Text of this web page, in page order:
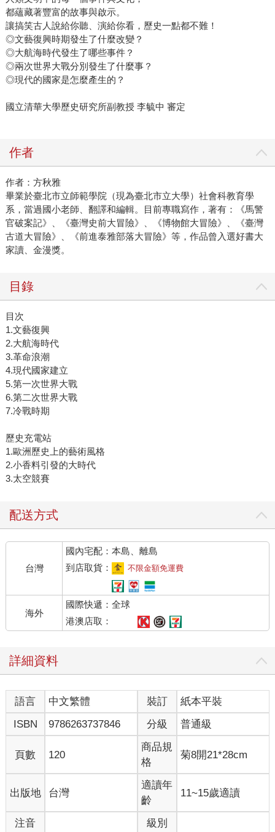
都蘊藏著豐富的故事與啟示。
讓搞笑古人說給你聽、演給你看，歷史一點都不難！
◎文藝復興時期發生了什麼改變？
◎大航海時代發生了哪些事件？
◎兩次世界大戰分別發生了什麼事？
◎現代的國家是怎麼產生的？
國立清華大學歷史研究所副教授 李毓中 審定
作者
作者：方秋雅
畢業於臺北市立師範學院（現為臺北市立大學）社會科教育學
系，當過國小老師、翻譯和編輯。目前專職寫作，著有：《馬警
官破案記》、《臺灣史前大冒險》、《博物館大冒險》、《臺灣
古道大冒險》、《前進泰雅部落大冒險》等，作品曾入選好書大
家讀、金漫獎。
目錄
目次
1.文藝復興
2.大航海時代
3.革命浪潮
4.現代國家建立
5.第一次世界大戰
6.第二次世界大戰
7.冷戰時期
歷史充電站
1.歐洲歷史上的藝術風格
2.小香料引發的大時代
3.太空競賽
配送方式
台灣
國內宅配：本島、離島
到店取貨：
不限金額免運費
海外
國際快遞：全球
港澳店取：
詳細資料
語言 中文繁體 裝訂
紙本平裝
ISBN
9786263737846 分級 普通級
頁數 120
商品規
格
菊8開21*28cm
出版地 台灣
適讀年
齡
11~15歲適讀
注音 級別